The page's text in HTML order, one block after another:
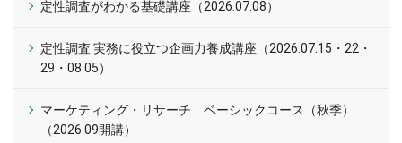
定性調査がわかる基礎講座（2026.07.08）
定性調査 実務に役立つ企画力養成講座（2026.07.15・22・
29・08.05）
マーケティング・リサーチ ベーシックコース（秋季）
（2026.09開講）